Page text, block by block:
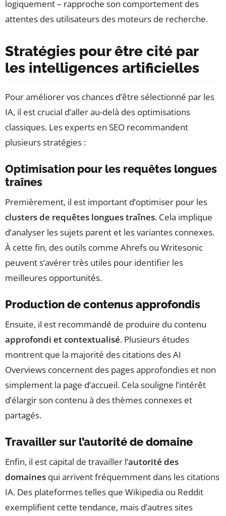
logiquement – rapproche son comportement des
attentes des utilisateurs des moteurs de recherche.
Stratégies pour être cité par
les intelligences artificielles
Pour améliorer vos chances d’être sélectionné par les
IA, il est crucial d’aller au-delà des optimisations
classiques. Les experts en SEO recommandent
plusieurs stratégies :
Optimisation pour les requêtes longues
traînes
Premièrement, il est important d’optimiser pour les
clusters de requêtes longues traînes. Cela implique
d’analyser les sujets parent et les variantes connexes.
À cette fin, des outils comme Ahrefs ou Writesonic
peuvent s’avérer très utiles pour identifier les
meilleures opportunités.
Production de contenus approfondis
Ensuite, il est recommandé de produire du contenu
approfondi et contextualisé. Plusieurs études
montrent que la majorité des citations des AI
Overviews concernent des pages approfondies et non
simplement la page d’accueil. Cela souligne l’intérêt
d’élargir son contenu à des thèmes connexes et
partagés.
Travailler sur l’autorité de domaine
Enfin, il est capital de travailler l’autorité des
domaines qui arrivent fréquemment dans les citations
IA. Des plateformes telles que Wikipedia ou Reddit
exemplifient cette tendance, mais d’autres sites